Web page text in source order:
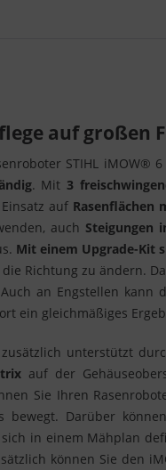
auf großen
STIHL iMOW®
. Mit3
auf Rasenflächen
auch Steigungen
Mit einem Upgrade-Kit
Richtung zu ändern.
an Engstellen kann
ein gleichmäßiges
unterstützt
auf der
Sie Ihren
Darüber
in einem Mähplan
können Sie den